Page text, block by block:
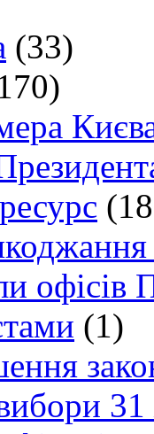
(33)
офісів
(1)